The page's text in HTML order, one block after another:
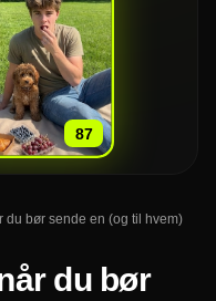
87
du bør sende en (og til hvem)
du bør